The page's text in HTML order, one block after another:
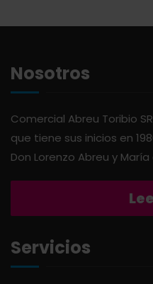
LAVANDERÍA
AMBAR
Nosotros
Comercial Abreu Toribio
que tiene sus inicios en
Don Lorenzo Abreu y María
Servicios